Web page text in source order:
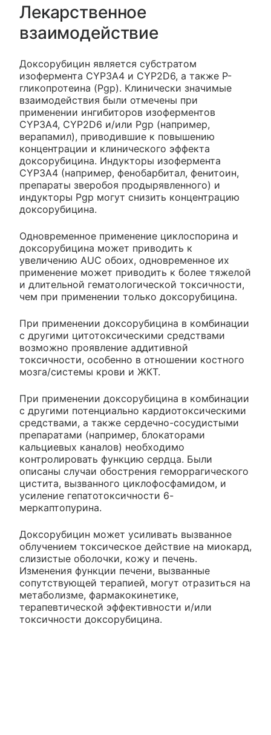
Лекарственное
взаимодействие
Доксорубицин является субстратом
изофермента CYP3A4 и CYP2D6, а также Р-
гликопротеина (Pgp). Клинически значимые
взаимодействия были отмечены при
применении ингибиторов изоферментов
CYP3A4, CYP2D6 и/или Pgp (например,
верапамил), приводившие к повышению
концентрации и клинического эффекта
доксорубицина. Индукторы изофермента
CYP3A4 (например, фенобарбитал, фенитоин,
препараты зверобоя продырявленного) и
индукторы Pgp могут снизить концентрацию
доксорубицина.
Одновременное применение циклоспорина и
доксорубицина может приводить к
увеличению AUC обоих, одновременное их
применение может приводить к более тяжелой
и длительной гематологической токсичности,
чем при применении только доксорубицина.
При применении доксорубицина в комбинации
с другими цитотоксическими средствами
возможно проявление аддитивной
токсичности, особенно в отношении костного
мозга/системы крови и ЖКТ.
При применении доксорубицина в комбинации
с другими потенциально кардиотоксическими
средствами, а также сердечно-сосудистыми
препаратами (например, блокаторами
кальциевых каналов) необходимо
контролировать функцию сердца. Были
описаны случаи обострения геморрагического
цистита, вызванного циклофосфамидом, и
усиление гепатотоксичности 6-
меркаптопурина.
Доксорубицин может усиливать вызванное
облучением токсическое действие на миокард,
слизистые оболочки, кожу и печень.
Изменения функции печени, вызванные
сопутствующей терапией, могут отразиться на
метаболизме, фармакокинетике,
терапевтической эффективности и/или
токсичности доксорубицина.